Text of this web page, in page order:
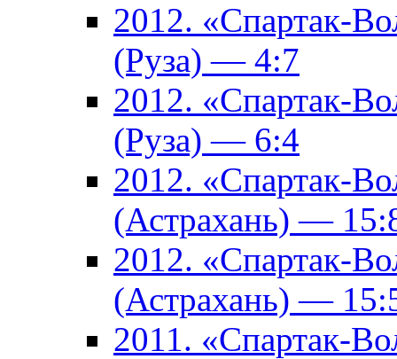
2012. «Спартак-
(Руза) — 4:7
2012. «Спартак-
(Руза) — 6:4
2012. «Спартак-
(Астрахань) —
2012. «Спартак-
(Астрахань) —
2011. «Спартак-